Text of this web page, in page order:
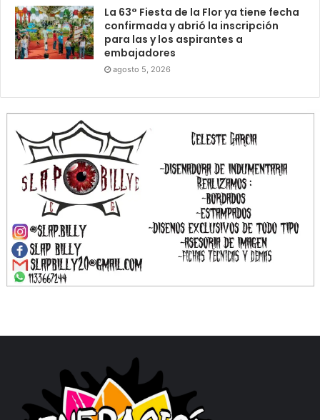
La 63° Fiesta de la Flor ya tiene fecha
confirmada y abrió la inscripción
para las y los aspirantes a
embajadores
agosto 5, 2026